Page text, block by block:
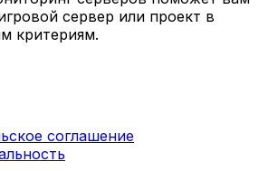
сервер или проект в
критериям.
соглашение